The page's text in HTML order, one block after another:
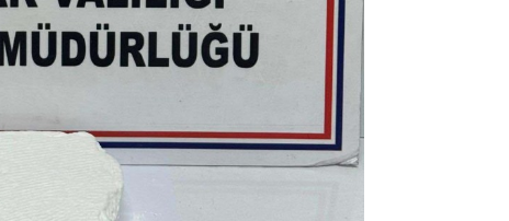
“Aman doktor, yaman doktor.
Derdime bir çare!” – 2-
Merve KIRAN
KİLO KONTROLÜNDE KİLİT
NOKTA: ARA ÖĞÜNLER
Konuk Yazar